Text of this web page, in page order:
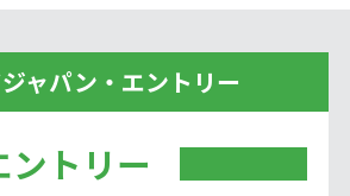
ャパン・エントリー
ントリー